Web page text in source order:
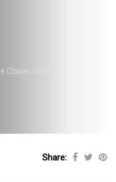
Clavier
Share: